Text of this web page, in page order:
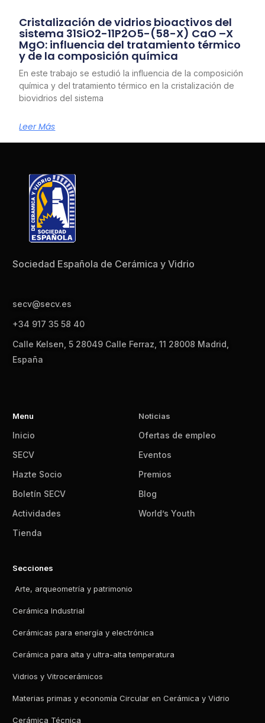
Cristalización de vidrios bioactivos del
sistema 31SiO2-11P2O5-(58-X) CaO –X
MgO: influencia del tratamiento térmico
y de la composición química
En este trabajo se estudió la influencia de la composición
química y del tratamiento térmico en la cristalización de
biovidrios del sistema
Leer Más
Sociedad Española de Cerámica y Vidrio
secv@secv.es
+34 917 35 58 40
Calle Kelsen, 5 28049 Calle Ferraz, 11 28008 Madrid,
España
Menu
Inicio
SECV
Hazte Socio
Boletín SECV
Actividades
Tienda
Noticias
Ofertas de empleo
Eventos
Premios
Blog
World’s Youth
Secciones
Arte, arqueometría y patrimonio
Cerámica Industrial
Cerámicas para energía y electrónica
Cerámica para alta y ultra-alta temperatura
Vidrios y Vitrocerámicos
Materias primas y economía Circular en Cerámica y Vidrio
Cerámica Técnica